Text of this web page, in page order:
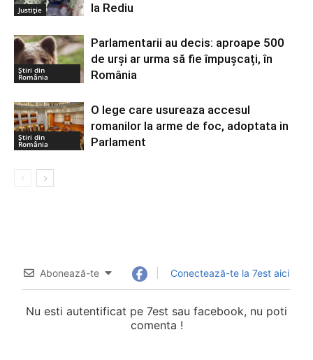
Justiție
la Rediu
Știri din
România
Parlamentarii au decis: aproape 500
de urși ar urma să fie împușcați, în
România
Știri din
România
O lege care usureaza accesul
romanilor la arme de foc, adoptata in
Parlament
Abonează-te Conectează-te la 7est aici
Nu esti autentificat pe 7est sau facebook, nu poti
comenta !